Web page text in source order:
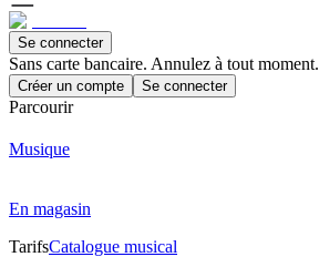
Se connecter
Sans carte bancaire. Annulez à tout moment.
Créer un compte Se connecter
Parcourir
Musique
En magasin
TarifsCatalogue musical